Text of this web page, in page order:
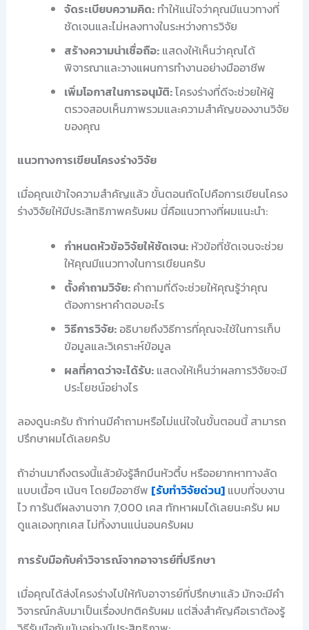
จัดระเบียบความคิด:ทำให้แน่ใจว่าคุณมีแนวทางที่
ชัดเจนและไม่หลงทางในระหว่างการวิจัย
สร้างความน่าเชื่อถือ:แสดงให้เห็นว่าคุณได้
พิจารณาและวางแผนการทำงานอย่างมืออาชีพ
เพิ่มโอกาสในการอนุมัติ:โครงร่างที่ดีจะช่วยให้ผู้
ตรวจสอบเห็นภาพรวมและความสำคัญของงานวิจัย
ของคุณ
แนวทางการเขียนโครงร่างวิจัย
เมื่อคุณเข้าใจความสำคัญแล้ว ขั้นตอนถัดไปคือการเขียนโครง
ร่างวิจัยให้มีประสิทธิภาพครับผม นี่คือแนวทางที่ผมแนะนำ:
กำหนดหัวข้อวิจัยให้ชัดเจน:หัวข้อที่ชัดเจนจะช่วย
ให้คุณมีแนวทางในการเขียนครับ
ตั้งคำถามวิจัย:คำถามที่ดีจะช่วยให้คุณรู้ว่าคุณ
ต้องการหาคำตอบอะไร
วิธีการวิจัย:อธิบายถึงวิธีการที่คุณจะใช้ในการเก็บ
ข้อมูลและวิเคราะห์ข้อมูล
ผลที่คาดว่าจะได้รับ:แสดงให้เห็นว่าผลการวิจัยจะมี
ประโยชน์อย่างไร
ลองดูนะครับ ถ้าท่านมีคำถามหรือไม่แน่ใจในขั้นตอนนี้ สามารถ
ปรึกษาผมได้เลยครับ
ถ้าอ่านมาถึงตรงนี้แล้วยังรู้สึกมึนหัวตึ้บ หรืออยากหาทางลัด
แบบเนื้อๆ เน้นๆ โดยมืออาชีพ [รับทำวิจัยด่วน]แบบที่จบงาน
ไว การันตีผลงานจาก 7,000 เคส ทักหาผมได้เลยนะครับ ผม
ดูแลเองทุกเคส ไม่ทิ้งงานแน่นอนครับผม
การรับมือกับคำวิจารณ์จากอาจารย์ที่ปรึกษา
เมื่อคุณได้ส่งโครงร่างไปให้กับอาจารย์ที่ปรึกษาแล้ว มักจะมีคำ
วิจารณ์กลับมาเป็นเรื่องปกติครับผม แต่สิ่งสำคัญคือเราต้องรู้